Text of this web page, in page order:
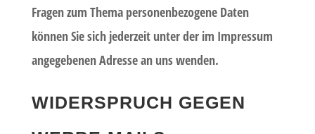
Fragen zum Thema personenbezogene Daten
können Sie sich jederzeit unter der im Impressum
angegebenen Adresse an uns wenden.
WIDERSPRUCH GEGEN